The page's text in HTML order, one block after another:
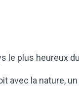
le plus heureux
avec la nature,